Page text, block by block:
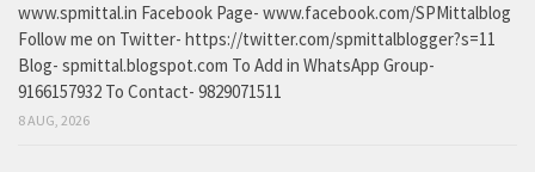
www.spmittal.in Facebook Page- www.facebook.com/SPMittalblog
Follow me on Twitter- https://twitter.com/spmittalblogger?s=11
Blog- spmittal.blogspot.com To Add in WhatsApp Group-
9166157932 To Contact- 9829071511
8 AUG, 2026